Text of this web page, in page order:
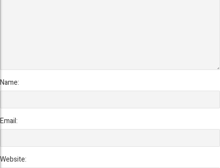
Name:
Email:
Website: